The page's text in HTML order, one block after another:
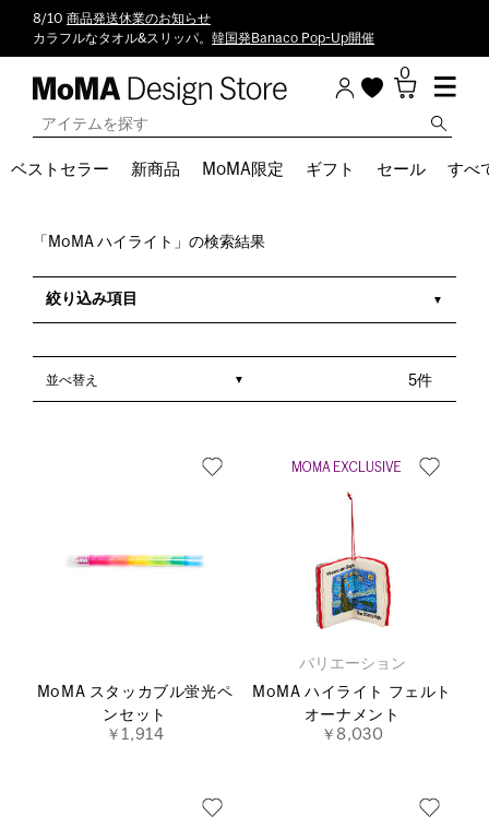
8/10 商品発送休業のお知らせ
カラフルなタオル&スリッパ。 韓国発Banaco Pop-Up開催
0
ベストセラー 新商品 MoMA限定 ギフト セール すべ
「MoMA ハイライト」の検索結果
絞り込み項目
5件
並べ替え
MoMA スタッカブル蛍光ペ
ンセット
￥1,914
バリエーション
MoMA ハイライト フェルト
オーナメント
￥8,030